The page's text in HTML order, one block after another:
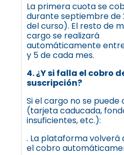
La primera cuota se
durante septiembre de
del curso). El resto de
cargo se realizará
automáticamente entre
y 5 de cada mes.
4. ¿Y si falla el cobro
suscripción?
Si el cargo no se
(tarjeta caducada,
insuficientes, etc.):
. La plataforma volverá
el cobro